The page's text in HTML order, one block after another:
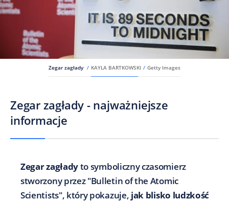
Zegar zagłady / KAYLA BARTKOWSKI / Getty Images
Zegar zagłady - najważniejsze
informacje
Zegar zagładyto symboliczny czasomierz
stworzony przez "Bulletin of the Atomic
Scientists", który pokazuje, jak blisko ludzkość